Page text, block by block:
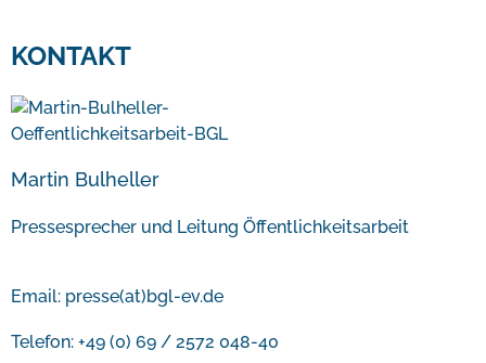
KONTAKT
Martin Bulheller
Pressesprecher und Leitung Öffentlichkeitsarbeit
Email: presse(at)bgl-ev.de
Telefon: +49 (0) 69 / 2572 048-40